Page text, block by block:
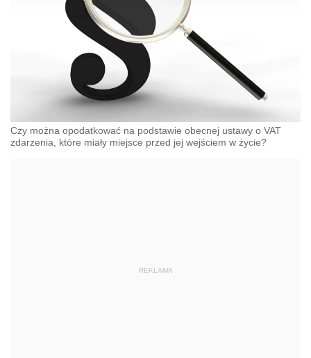
Czy można opodatkować na podstawie obecnej ustawy o VAT
zdarzenia, które miały miejsce przed jej wejściem w życie?